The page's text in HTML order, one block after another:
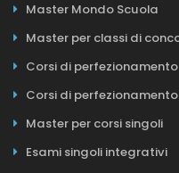
Master Mondo Scuola
Master per classi di
Corsi di perfezionamento
Corsi di
Master per corsi singoli
Esami singoli integrativi